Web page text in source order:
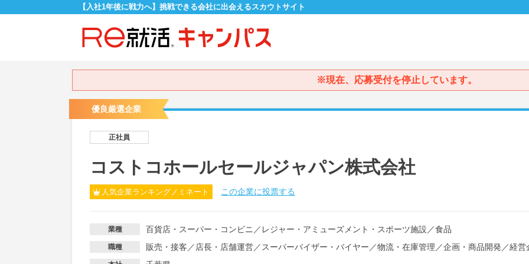
【入社1年後に戦力へ】挑戦できる会社に出会えるスカウトサイト
※現在、応募受付を停止しています。
優良厳選企業
正社員
コストコホールセールジャパン株式会社
人気企業ランキングノミネート この企業に投票する
業種 百貨店・スーパー・コンビニ ／ レジャー・アミューズメント・スポーツ施設 ／食品
職種 販売・接客 ／ 店長・店舗運営／ スーパーバイザー・バイヤー ／物流・在庫管理 ／企画・商品開発 ／経営